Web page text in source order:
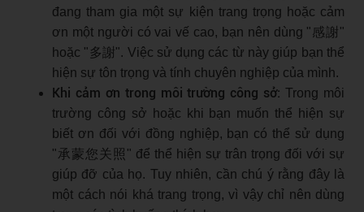
đang tham gia một sự kiện trang trọng hoặc cảm
ơn một người có vai vế cao, bạn nên dùng "感謝"
hoặc "多謝". Việc sử dụng các từ này giúp bạn thể
hiện sự tôn trọng và tính chuyên nghiệp của mình.
Khi cảm ơn trong môi trường công sở:Trong môi
trường công sở hoặc khi bạn muốn thể hiện sự
biết ơn đối với đồng nghiệp, bạn có thể sử dụng
"承蒙您关照" để thể hiện sự trân trọng đối với sự
giúp đỡ của họ. Tuy nhiên, cần chú ý rằng đây là
một cách nói khá trang trọng, vì vậy chỉ nên dùng